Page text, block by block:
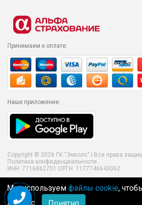
Принимаем к оплате:
Наше приложение:
Copyright © 2026 ГК "Экволс" | Все права
Политика конфиденциальности
ИНН: 7716862751 ОРГН: 1177746643062
Мы используем файлы cookie,
для Вас